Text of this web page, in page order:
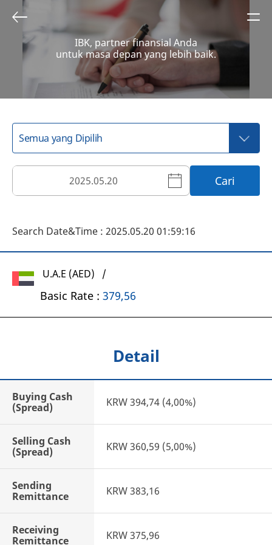
IBK, partner finansial Anda
untuk masa depan yang lebih baik.
Cari
Search Date&Time : 2025.05.20 01:59:16
U.A.E (AED) /
Basic Rate : 379,56
Detail
Buying Cash
(Spread)
KRW 394,74 (4,00%)
Selling Cash
(Spread)
KRW 360,59 (5,00%)
Sending
Remittance
KRW 383,16
Receiving
Remittance
KRW 375,96